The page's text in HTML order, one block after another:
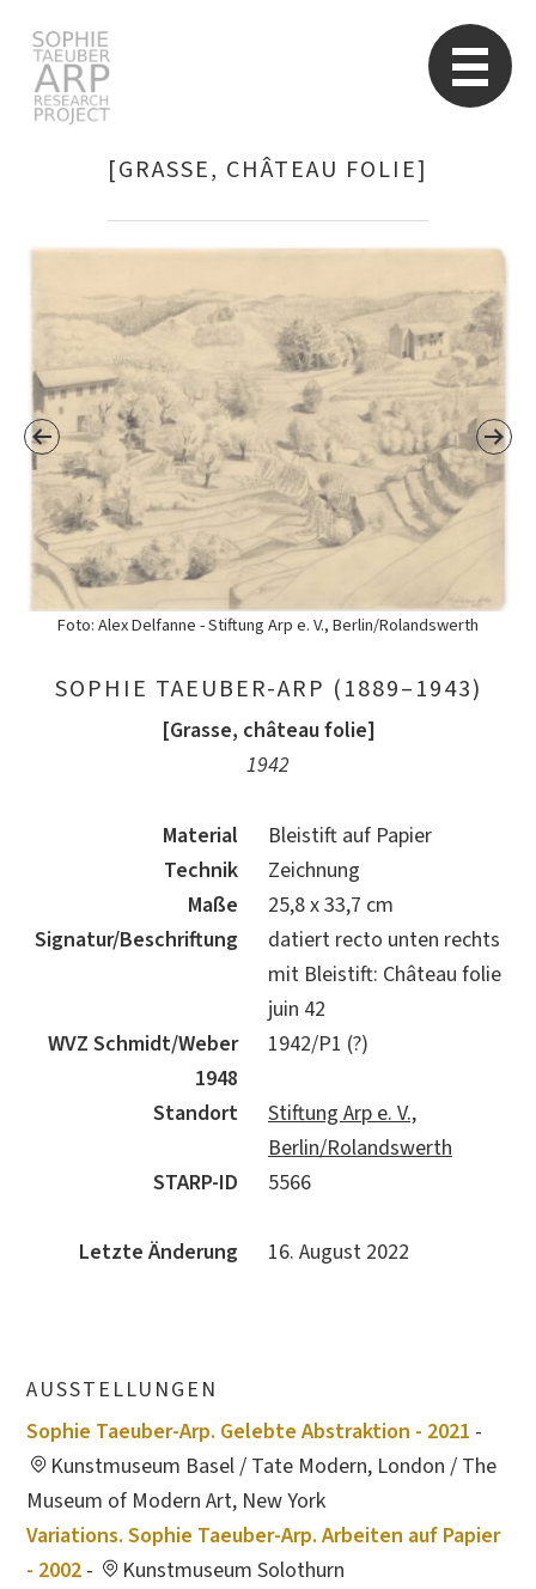
Suchen
nach:
[GRASSE, CHÂTEAU FOLIE]
Foto: Alex Delfanne - Stiftung Arp e. V., Berlin/Rolandswerth
SOPHIE TAEUBER-ARP (1889–1943)
[Grasse, château folie]
1942
Material
Bleistift auf Papier
Technik
Zeichnung
Maße
25,8 x 33,7 cm
Signatur/Beschriftung
datiert recto unten rechts
mit Bleistift: Château folie
juin 42
WVZ Schmidt/Weber
1948
1942/P1 (?)
Standort
Stiftung Arp e. V.,
Berlin/Rolandswerth
STARP-ID
5566
Letzte Änderung 16. August 2022
AUSSTELLUNGEN
Sophie Taeuber-Arp. Gelebte Abstraktion - 2021 -
Kunstmuseum Basel / Tate Modern, London / The
Museum of Modern Art, New York
Variations. Sophie Taeuber-Arp. Arbeiten auf Papier
- 2002 -
Kunstmuseum Solothurn